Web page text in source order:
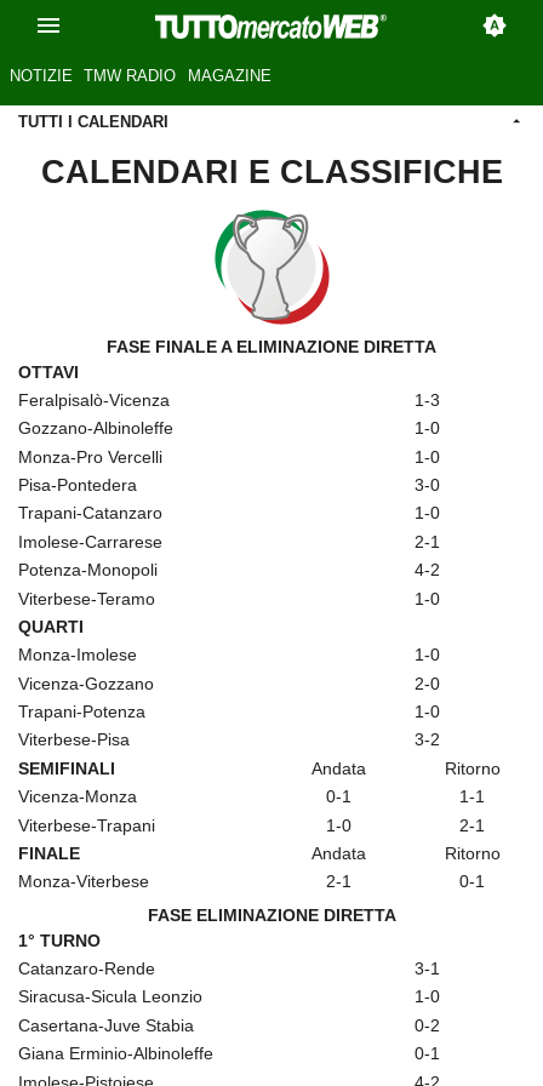
NOTIZIE TMW RADIO MAGAZINE
TUTTI I CALENDARI
CALENDARI E CLASSIFICHE
FASE FINALE A ELIMINAZIONE DIRETTA
OTTAVI
Feralpisalò-Vicenza
1-3
Gozzano-Albinoleffe
1-0
Monza-Pro Vercelli
1-0
Pisa-Pontedera
3-0
Trapani-Catanzaro
1-0
Imolese-Carrarese
2-1
Potenza-Monopoli
4-2
Viterbese-Teramo
1-0
QUARTI
Monza-Imolese
1-0
Vicenza-Gozzano
2-0
Trapani-Potenza
1-0
Viterbese-Pisa
3-2
SEMIFINALI
Andata
Ritorno
Vicenza-Monza
0-1
1-1
Viterbese-Trapani
1-0
2-1
FINALE
Andata
Ritorno
Monza-Viterbese
2-1
0-1
FASE ELIMINAZIONE DIRETTA
1° TURNO
Catanzaro-Rende
3-1
Siracusa-Sicula Leonzio
1-0
Casertana-Juve Stabia
0-2
Giana Erminio-Albinoleffe
0-1
Imolese-Pistoiese
4-2